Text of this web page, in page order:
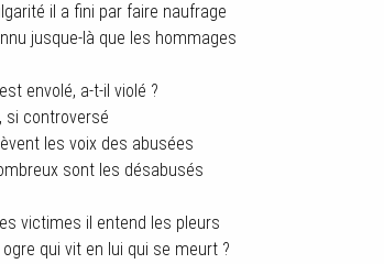
il a fini par faire naufrage
jusque-là que les hommages
envolé, a-t-il violé ?
si controversé
les voix des abusées
sont les désabusés
victimes il entend les pleurs
qui vit en lui qui se meurt ?